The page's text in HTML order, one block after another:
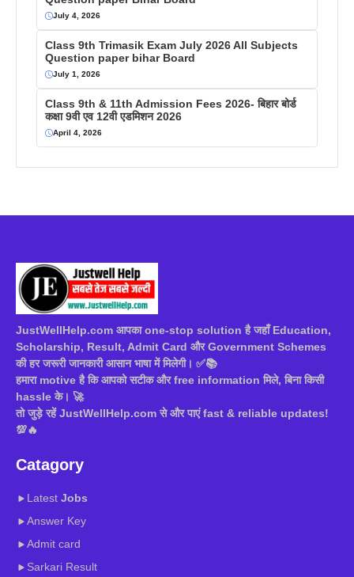
July 4, 2026
Class 9th Trimasik Exam July 2026 All Subjects
Question paper bihar Board
July 1, 2026
Class 9th & 11th Admission Fees 2026- बिहार बोर्ड
कक्षा 9वी एव 12वी एडमिशन 2026
April 4, 2026
JustWellHelp.com आपका one-stop solution है जहाँ Education,
Scholarship, Result, Admit Card और Government Schemes
की हर जरूरी जानकारी आसान भाषा में मिलेगी। ✅📚
हमारा motive है कि आपको सटीक और free information मिले, बिना किसी
hassle के। 🚀
तो जुड़े रहें JustWellHelp.com से और पाएं fast & reliable updates!
💯🔥
Catagory
Latest Jobs
Answer Key
Admit card
Sarkari Result